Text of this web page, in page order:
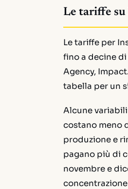
Le tariffe
Le tariffe per
fino a decine
Agency,
tabella per un
Alcune
costano meno
produzione e
pagano più di
novembre e